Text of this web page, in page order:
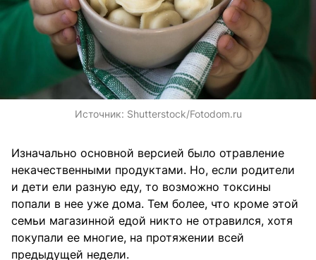
Источник: Shutterstock/Fotodom.ru
Изначально основной версией было отравление
некачественными продуктами. Но, если родители
и дети ели разную еду, то возможно токсины
попали в нее уже дома. Тем более, что кроме этой
семьи магазинной едой никто не отравился, хотя
покупали ее многие, на протяжении всей
предыдущей недели.